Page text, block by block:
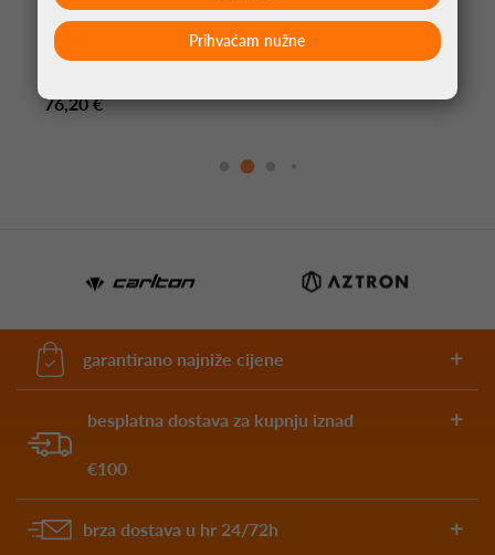
LOPTICE ZA TENIS DUNLOP FORT ALL COURT
76,20 €
garantirano najniže cijene
besplatna dostava za kupnju iznad
€100
brza dostava u hr 24/72h
Prihvaćam nužne